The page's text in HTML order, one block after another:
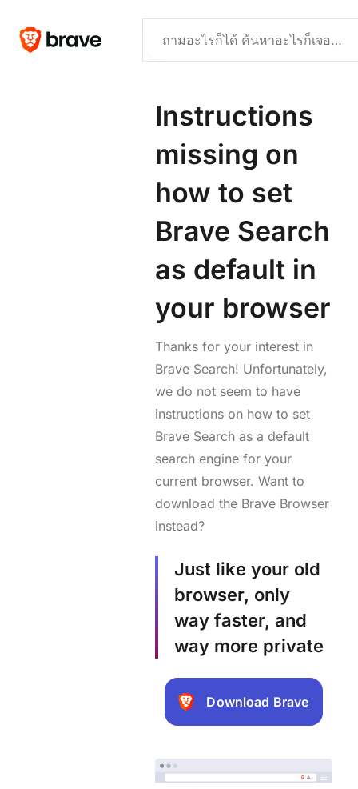
Instructions
missing on
how to set
Brave Search
as default in
your browser
Thanks for your interest in
Brave Search! Unfortunately,
we do not seem to have
instructions on how to set
Brave Search as a default
search engine for your
current browser. Want to
download the Brave Browser
instead?
Just like your old
browser, only
way faster, and
way more private
Download Brave